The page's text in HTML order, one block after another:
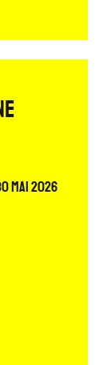
mai 2026